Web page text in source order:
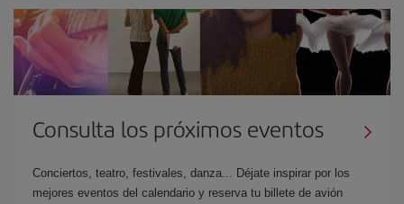
Consulta los próximos eventos
Conciertos, teatro, festivales, danza... Déjate inspirar por los
mejores eventos del calendario y reserva tu billete de avión